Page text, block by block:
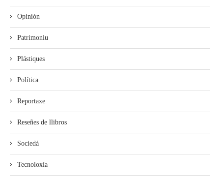
Opinión
Patrimoniu
Plástiques
Política
Reportaxe
Reseñes de llibros
Sociedá
Tecnoloxía